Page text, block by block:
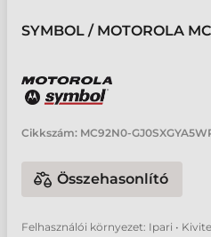
SYMBOL / MOTOROLA
Cikkszám: MC92N0-
Összehasonlító
Felhasználói környezet: Ipari •